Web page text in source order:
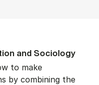
and So­ci­ology
to make
by combining the